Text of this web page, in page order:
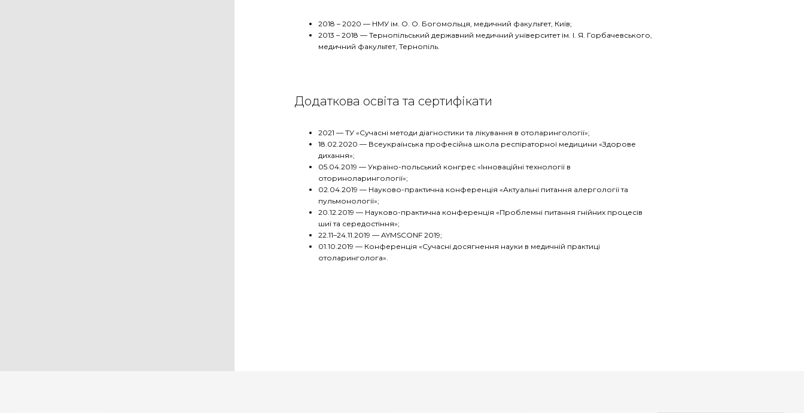
2018 – 2020 — НМУ ім. О. О. Богомольця, медичний факультет, Київ;
2013 – 2018 — Тернопільський державний медичний університет ім. І. Я. Горбачевського,
медичний факультет, Тернопіль.
Додаткова освіта та сертифікати
2021 — ТУ «Сучасні методи діагностики та лікування в отоларингології»;
18.02.2020 — Всеукраїнська професійна школа респіраторної медицини «Здорове
дихання»;
05.04.2019 — Україно-польський конгрес «Інноваційні технології в
оториноларингології»;
02.04.2019 — Науково-практична конференція «Актуальні питання алергології та
пульмонології»;
20.12.2019 — Науково-практична конференція «Проблемні питання гнійних процесів
шиї та середостіння»;
22.11–24.11.2019 — AYMSCONF 2019;
01.10.2019 — Конференція «Сучасні досягнення науки в медичній практиці
отоларинголога».